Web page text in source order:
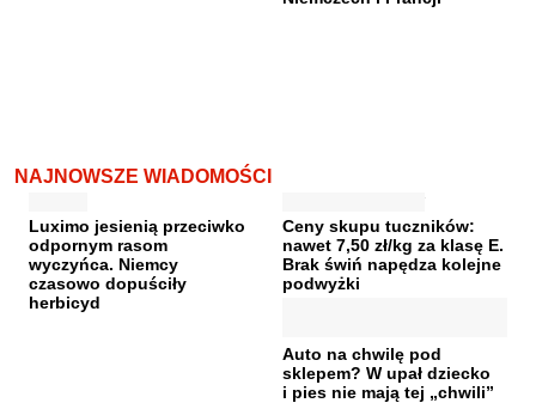
NAJNOWSZE WIADOMOŚCI
Luximo jesienią przeciwko
odpornym rasom
wyczyńca. Niemcy
czasowo dopuściły
herbicyd
Ceny skupu tuczników:
nawet 7,50 zł/kg za klasę E.
Brak świń napędza kolejne
podwyżki
Auto na chwilę pod
sklepem? W upał dziecko
i pies nie mają tej „chwili”